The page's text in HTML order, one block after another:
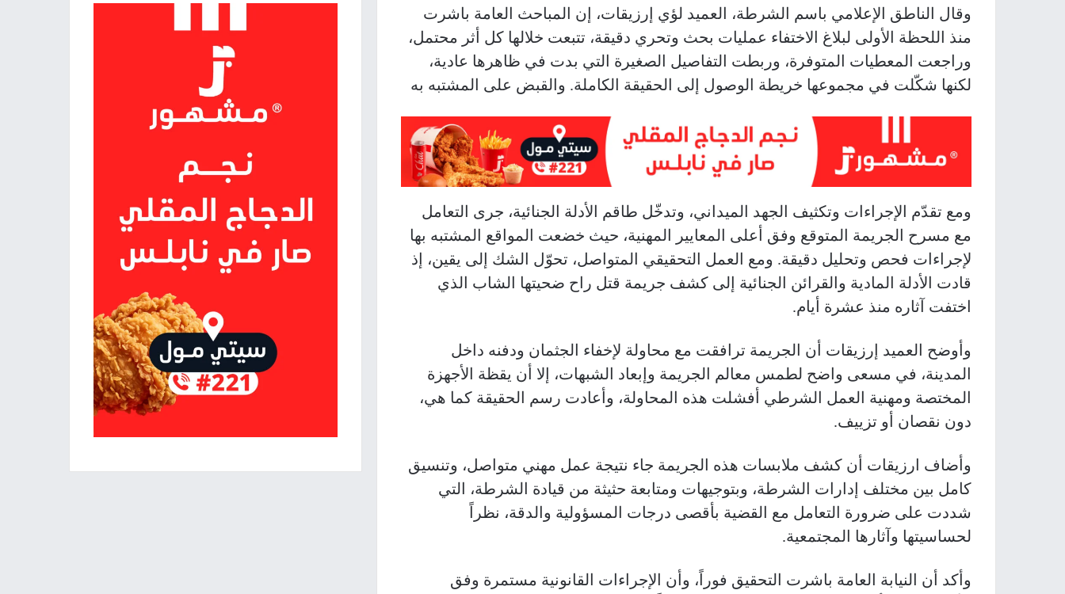
وقال الناطق الإعلامي باسم الشرطة، العميد لؤي إرزيقات، إن المباحث العامة باشرت
منذ اللحظة الأولى لبلاغ الاختفاء عمليات بحث وتحري دقيقة، تتبعت خلالها كل أثر محتمل،
وراجعت المعطيات المتوفرة، وربطت التفاصيل الصغيرة التي بدت في ظاهرها عادية،
لكنها شكّلت في مجموعها خريطة الوصول إلى الحقيقة الكاملة. والقبض على المشتبه به
ومع تقدّم الإجراءات وتكثيف الجهد الميداني، وتدخّل طاقم الأدلة الجنائية، جرى التعامل
مع مسرح الجريمة المتوقع وفق أعلى المعايير المهنية، حيث خضعت المواقع المشتبه بها
لإجراءات فحص وتحليل دقيقة. ومع العمل التحقيقي المتواصل، تحوّل الشك إلى يقين، إذ
قادت الأدلة المادية والقرائن الجنائية إلى كشف جريمة قتل راح ضحيتها الشاب الذي
اختفت آثاره منذ عشرة أيام.
وأوضح العميد إرزيقات أن الجريمة ترافقت مع محاولة لإخفاء الجثمان ودفنه داخل
المدينة، في مسعى واضح لطمس معالم الجريمة وإبعاد الشبهات، إلا أن يقظة الأجهزة
المختصة ومهنية العمل الشرطي أفشلت هذه المحاولة، وأعادت رسم الحقيقة كما هي،
دون نقصان أو تزييف.
وأضاف ارزيقات أن كشف ملابسات هذه الجريمة جاء نتيجة عمل مهني متواصل، وتنسيق
كامل بين مختلف إدارات الشرطة، وبتوجيهات ومتابعة حثيثة من قيادة الشرطة، التي
شددت على ضرورة التعامل مع القضية بأقصى درجات المسؤولية والدقة، نظراً
لحساسيتها وآثارها المجتمعية.
وأكد أن النيابة العامة باشرت التحقيق فوراً، وأن الإجراءات القانونية مستمرة وفق